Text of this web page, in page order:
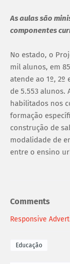
As aulas são
componentes
No estado, o
mil alunos, em
atende ao 1º, 2º
de 5.553 alunos.
habilitados nos
formação
construção de
modalidade de
entre o ensino
Comments
Responsive
Educação